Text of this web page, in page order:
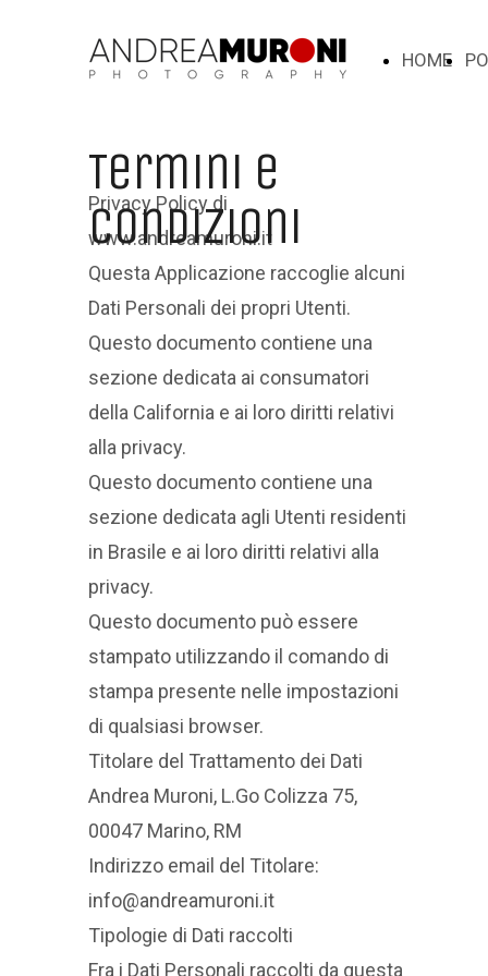
HOME
Termini e
condizioni
Privacy Policy di
www.andreamuroni.it
Questa Applicazione raccoglie alcuni
Dati Personali dei propri Utenti.
Questo documento contiene una
sezione dedicata ai consumatori
della California e ai loro diritti relativi
alla privacy.
Questo documento contiene una
sezione dedicata agli Utenti residenti
in Brasile e ai loro diritti relativi alla
privacy.
Questo documento può essere
stampato utilizzando il comando di
stampa presente nelle impostazioni
di qualsiasi browser.
Titolare del Trattamento dei Dati
Andrea Muroni, L.Go Colizza 75,
00047 Marino, RM
Indirizzo email del Titolare:
info@andreamuroni.it
Tipologie di Dati raccolti
Fra i Dati Personali raccolti da questa